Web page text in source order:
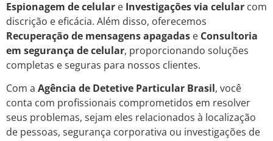
Espionagem de celular e Investigações via celular com
discrição e eficácia. Além disso, oferecemos
Recuperação de mensagens apagadas e Consultoria
em segurança de celular, proporcionando soluções
completas e seguras para nossos clientes.
Com a Agência de Detetive Particular Brasil, você
conta com profissionais comprometidos em resolver
seus problemas, sejam eles relacionados à localização
de pessoas, segurança corporativa ou investigações de